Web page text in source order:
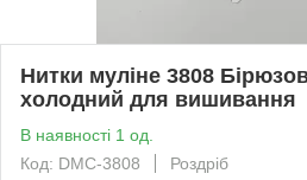
Нитки муліне 3808
холодний для вишивання
В наявності 1 од.
Код: DMC-3808
Роздріб